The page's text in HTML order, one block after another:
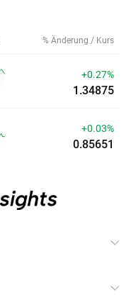
% Änderung / Kurs
+0.27%
1.34875
+0.03%
0.85651